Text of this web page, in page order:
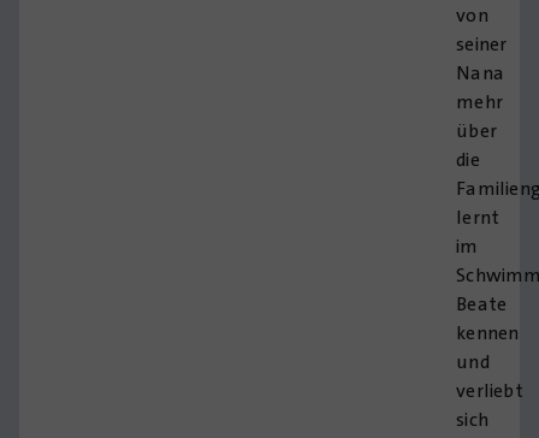
von
seiner
Nana
mehr
über
die
lernt
im
Beate
kennen
und
verliebt
sich